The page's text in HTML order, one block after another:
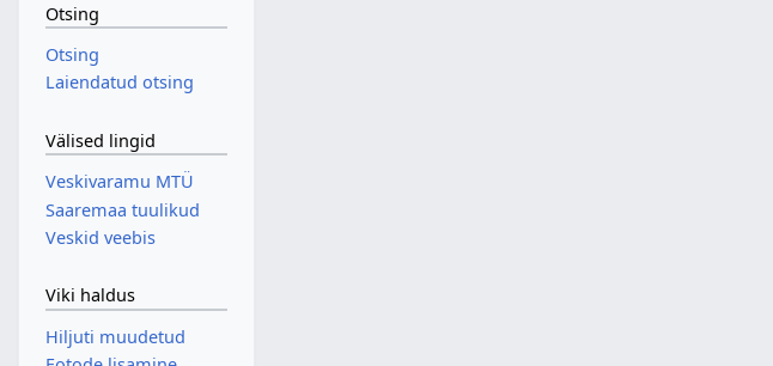
Otsing
Otsing
Laiendatud otsing
Välised lingid
Veskivaramu MTÜ
Saaremaa tuulikud
Veskid veebis
Viki haldus
Hiljuti muudetud